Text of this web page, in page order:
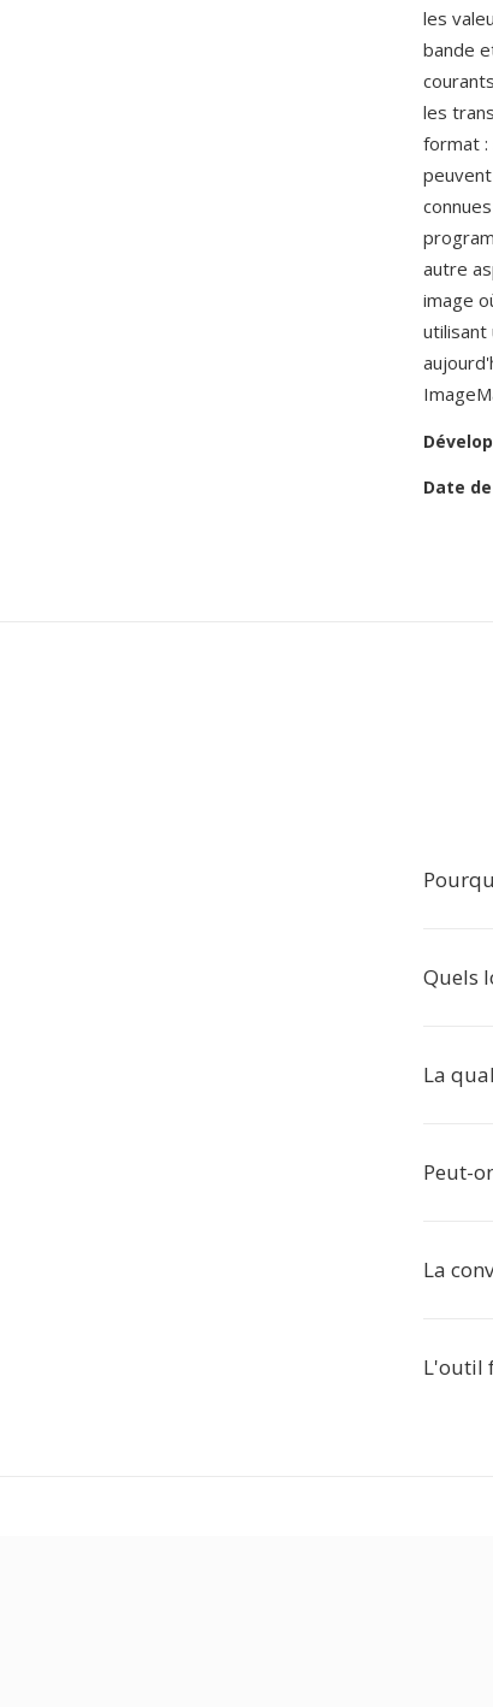
les
bande
les
format :
autre
image
utilisant
Date
Quels
La
Peut-
La
L'outil